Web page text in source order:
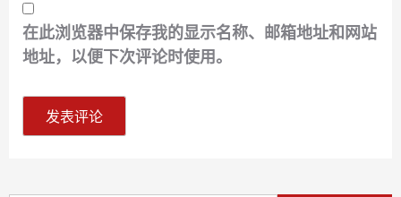
在此浏览器中保存我的显示名称、邮箱地址和网站
地址，以便下次评论时使用。